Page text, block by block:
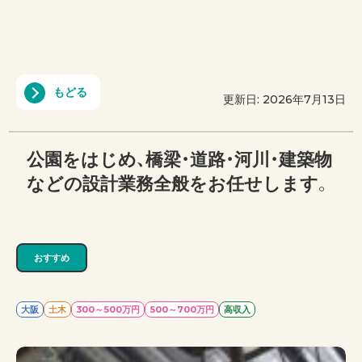
もどる 更新日: 2026年7月13日
公園をはじめ、橋梁・道路・河川・建築物
などの設計業務全般をお任せします。
おすすめ
大阪 土木 300～500万円 500～700万円 高収入